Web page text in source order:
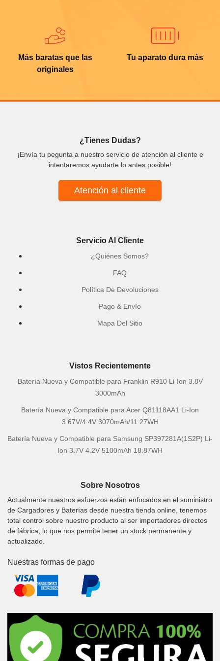
Más baratas que las
originales
Tu aparato dura más
¿Tienes Dudas?
¡Envía tu pegunta a nuestro servicio de atención al cliente e
intentaremos ayudarte lo antes posible!
Atención al cliente
Servicio Al Cliente
¿Quiénes Somos?
FAQ
Política De Devoluciones
Pago & Envío
Mapa Del Sitio
Vistos Recientemente
Batería Nueva y Compatible para Franklin R910 Li-Ion 3.8V
3000mAh
Batería Nueva y Compatible para Acer Q81118AA1 Li-Ion
3.67V/4.4V 3070mAh/11.27WH
Batería Nueva y Compatible para Samsung SP397281A(1S2P) Li-
Ion 3.7V 4.2V 5100mAh 18.87WH
Sobre Nosotros
Actualmente nuestros esfuerzos están enfocados en el suministro
de Cargadores y Baterías desde nuestra tienda online, tenemos
total control sobre nuestro producto al ser importadores directos
de fábrica, lo que nos permite tener un stock permanente y
actualizado.
Nuestras formas de pago